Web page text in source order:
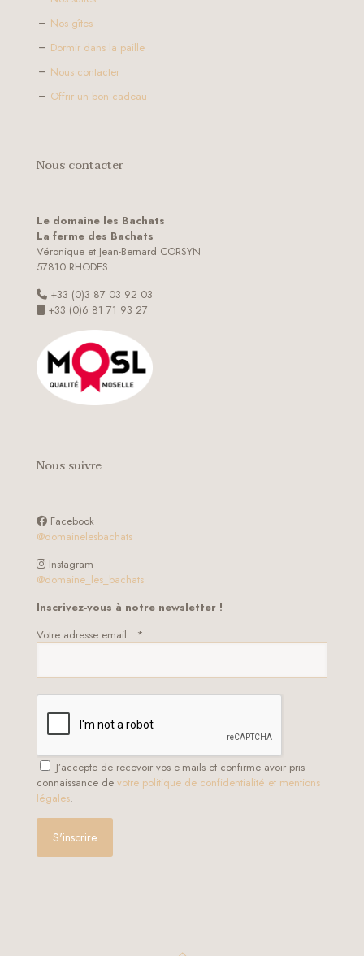
Nos gîtes
Dormir dans la paille
Nous contacter
Offrir un bon cadeau
Nous contacter
Le domaine les Bachats
La ferme des Bachats
Véronique et Jean-Bernard CORSYN
57810 RHODES
+33 (0)3 87 03 92 03
+33 (0)6 81 71 93 27
Nous suivre
Facebook
@domainelesbachats
Instagram
@domaine_les_bachats
Inscrivez-vous à notre newsletter !
Votre adresse email : *
J’accepte de recevoir vos e-mails et confirme avoir pris
connaissance de votre politique de confidentialité et mentions
légales.